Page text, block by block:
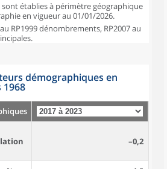
établies à périmètre géographique
en vigueur au 01/01/2026.
RP1999 dénombrements, RP2007 au
démographiques en
–0,2